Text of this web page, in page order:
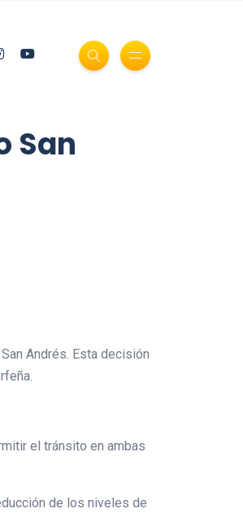
San
Andrés. Esta decisión
el tránsito en ambas
de los niveles de